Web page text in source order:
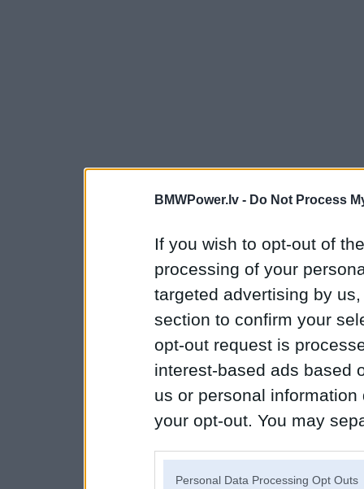
BMWPower.lv - Do Not Process
If you wish to opt-out of
processing of your
targeted advertising by
section to confirm your
opt-out request is
interest-based ads based
us or personal
your opt-out. You may
Personal Data Processing Opt Outs